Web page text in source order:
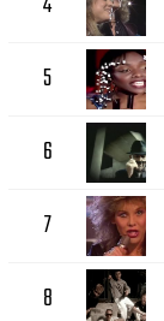
5
6
7
8